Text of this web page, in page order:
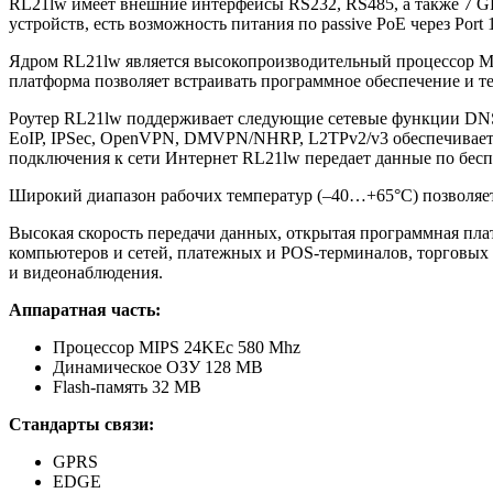
устройств, есть возможность питания по passive PoE через Port
Ядром RL21lw является высокопроизводительный процессор
платформа позволяет встраивать программное обеспечение и
Роутер RL21lw поддерживает следующие сетевые функции
EoIP, IPSec, OpenVPN, DMVPN/NHRP, L2TPv2/v3
подключения к сети Интернет RL21lw передает данные по
Широкий диапазон рабочих температур (–40…+65°C)
Высокая скорость передачи данных, открытая программная
компьютеров и сетей, платежных и POS-терминалов,
и видеонаблюдения.
Аппаратная часть:
Процессор MIPS 24KEc 580 Mhz
Динамическое ОЗУ 128 MB
Flash-память 32 MB
Стандарты связи:
GPRS
EDGE